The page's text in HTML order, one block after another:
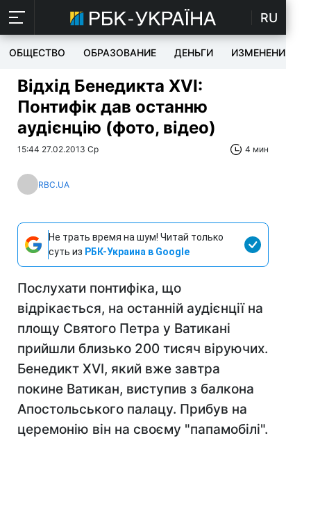
RU
ОБЩЕСТВО ОБРАЗОВАНИЕ ДЕНЬГИ ИЗМЕНЕНИЯ
Відхід Бенедикта XVI:
Понтифік дав останню
аудієнцію (фото, відео)
15:44 27.02.2013 Ср 4 мин
RBC.UA
Не трать время на шум! Читай только
суть из РБК-Украина в Google
Послухати понтифіка, що
відрікається, на останній аудієнції на
площу Святого Петра у Ватикані
прийшли близько 200 тисяч віруючих.
Бенедикт XVI, який вже завтра
покине Ватикан, виступив з балкона
Апостольського палацу. Прибув на
церемонію він на своєму "папамобілі".